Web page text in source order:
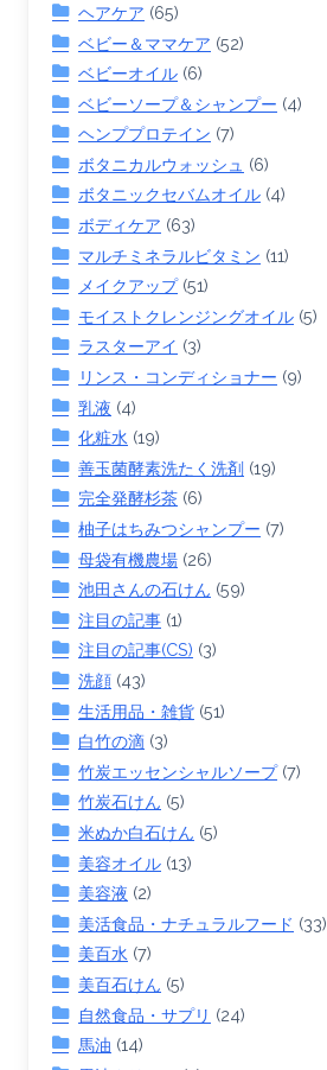
ヘアケア (65)
ベビー＆ママケア (52)
ベビーオイル (6)
ベビーソープ＆シャンプー (4)
ヘンププロテイン (7)
ボタニカルウォッシュ (6)
ボタニックセバムオイル (4)
ボディケア (63)
マルチミネラルビタミン (11)
メイクアップ(51)
モイストクレンジングオイル (5)
ラスターアイ (3)
リンス・コンディショナー (9)
乳液 (4)
化粧水 (19)
善玉菌酵素洗たく洗剤 (19)
完全発酵杉茶 (6)
柚子はちみつシャンプー (7)
母袋有機農場 (26)
池田さんの石けん (59)
注目の記事 (1)
注目の記事(CS) (3)
洗顔 (43)
生活用品・雑貨 (51)
白竹の滴 (3)
竹炭エッセンシャルソープ(7)
竹炭石けん (5)
米ぬか白石けん (5)
美容オイル (13)
美容液 (2)
美活食品・ナチュラルフード (33)
美百水 (7)
美百石けん (5)
自然食品・サプリ (24)
馬油 (14)